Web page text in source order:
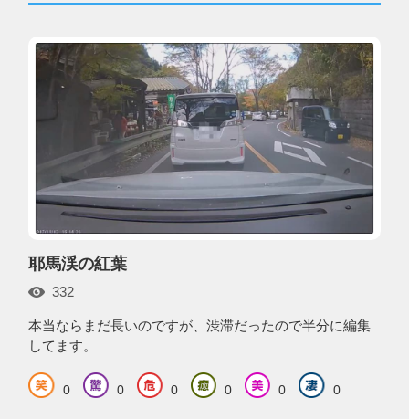
耶馬渓の紅葉
332
本当ならまだ長いのですが、渋滞だったので半分に編集
してます。
0 0 0 0 0 0